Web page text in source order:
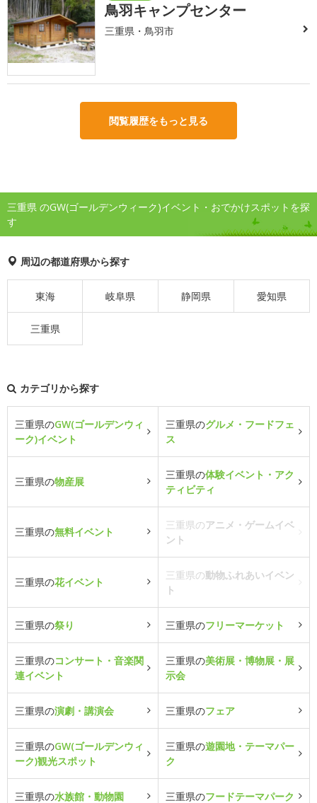
鳥羽キャンプセンター
三重県・鳥羽市
閲覧履歴をもっと見る
三重県 のGW(ゴールデンウィーク)イベント・おでかけスポットを探
す
周辺の都道府県から探す
東海 岐阜県 静岡県 愛知県
三重県
カテゴリから探す
三重県のGW(ゴールデンウィ
ーク)イベント
三重県のグルメ・フードフェ
ス
三重県の物産展
三重県の体験イベント・アク
ティビティ
三重県の無料イベント
三重県のアニメ・ゲームイベ
ント
三重県の花イベント
三重県の動物ふれあいイベン
ト
三重県の祭り 三重県のフリーマーケット
三重県のコンサート・音楽関
連イベント
三重県の美術展・博物展・展
示会
三重県の演劇・講演会 三重県のフェア
三重県のGW(ゴールデンウィ
ーク)観光スポット
三重県の遊園地・テーマパー
ク
三重県の水族館・動物園 三重県のフードテーマパーク